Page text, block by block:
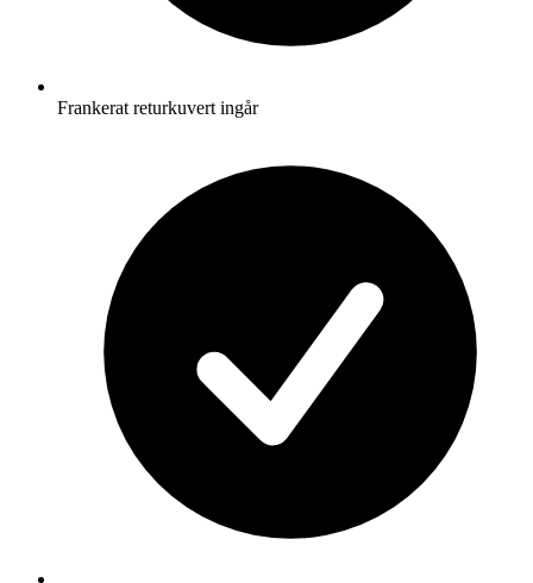
Frankerat returkuvert ingår